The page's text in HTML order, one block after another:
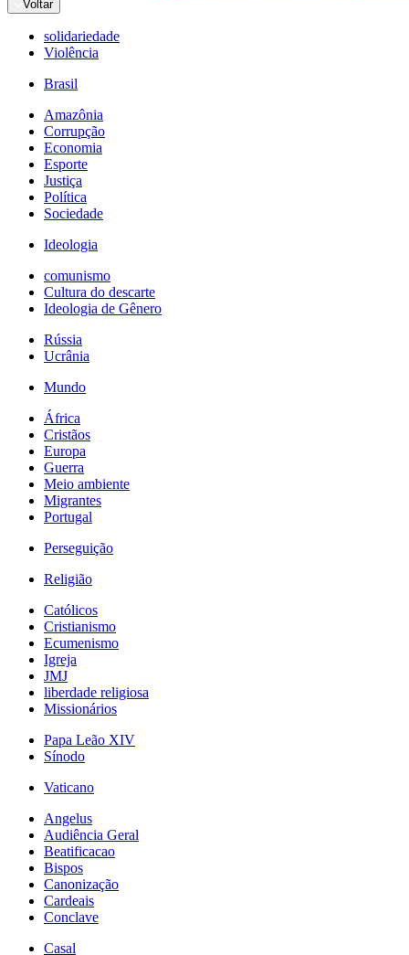
Voltar
solidariedade
Violência
Brasil
Amazônia
Corrupção
Economia
Esporte
Justiça
Política
Sociedade
Ideologia
comunismo
Cultura do descarte
Ideologia de Gênero
Rússia
Ucrânia
Mundo
África
Cristãos
Europa
Guerra
Meio ambiente
Migrantes
Portugal
Perseguição
Religião
Católicos
Cristianismo
Ecumenismo
Igreja
JMJ
liberdade religiosa
Missionários
Papa Leão XIV
Sínodo
Vaticano
Angelus
Audiência Geral
Beatificacao
Bispos
Canonização
Cardeais
Conclave
Casal